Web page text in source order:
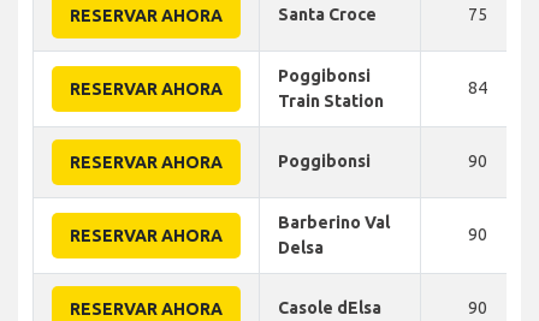
RESERVAR AHORA Santa Croce 75
RESERVAR AHORA
Poggibonsi
Train Station
84
RESERVAR AHORA Poggibonsi 90
RESERVAR AHORA
Barberino Val
Delsa
90
RESERVAR AHORA Casole dElsa 90